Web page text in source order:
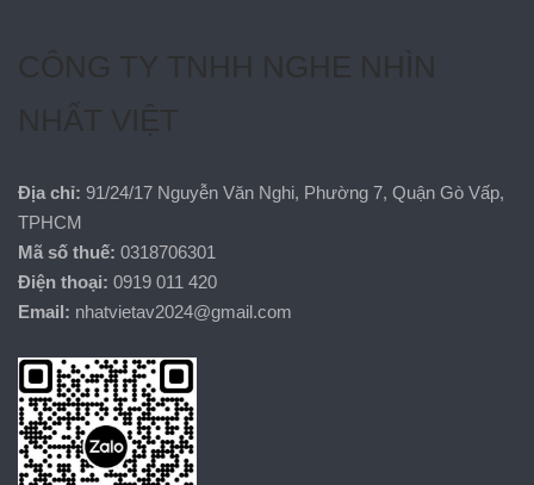
Địa chỉ: 91/24/17 Nguyễn Văn Nghi, Phường 7, Quận Gò Vấp,
TPHCM
Mã số thuế: 0318706301
Điện thoại: 0919 011 420
Email: nhatvietav2024@gmail.com